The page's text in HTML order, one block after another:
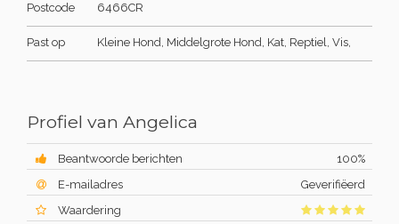
Postcode
6466CR
Past op Kleine Hond, Middelgrote Hond, Kat, Reptiel, Vis,
Profiel van Angelica
Beantwoorde berichten
100%
E-mailadres
Geverifiëerd
Waardering